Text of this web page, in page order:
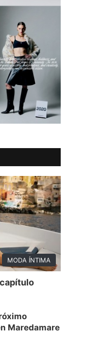
MODA ÍNTIMA
Maredamare